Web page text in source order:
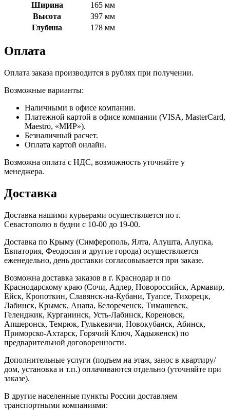
Ширина
165 мм
Высота
397 мм
Глубина
178 мм
Оплата
Оплата заказа производится в рублях при получении.
Возможные варианты:
Наличными в офисе компании.
Платежной картой в офисе компании (VISA, MasterCard,
Maestro, «МИР»).
Безналичный расчет.
Оплата картой онлайн.
Возможна оплата с НДС, возможность уточняйте у
менеджера.
Доставка
Доставка нашими курьерами осуществляется по г.
Севастополю в будни с 10-00 до 19-00.
Доставка по Крыму (Симферополь, Ялта, Алушта, Алупка,
Евпатория, Феодосия и другие города) осуществляется
еженедельно, день доставки согласовывается при заказе.
Возможна доставка заказов в г. Краснодар и по
Краснодарскому краю (Сочи, Адлер, Новороссийск, Армавир,
Ейск, Кропоткин, Славянск-на-Кубани, Туапсе, Тихорецк,
Лабинск, Крымск, Анапа, Белореченск, Тимашевск,
Геленджик, Курганинск, Усть-Лабинск, Кореновск,
Апшеронск, Темрюк, Гулькевичи, Новокубанск, Абинск,
Приморско-Ахтарск, Горячий Ключ, Хадыженск) по
предварительной договоренности.
Дополнительные услуги (подъем на этаж, занос в квартиру/
дом, установка и т.п.) оплачиваются отдельно (уточняйте при
заказе).
В другие населенные пункты России доставляем
транспортными компаниями: